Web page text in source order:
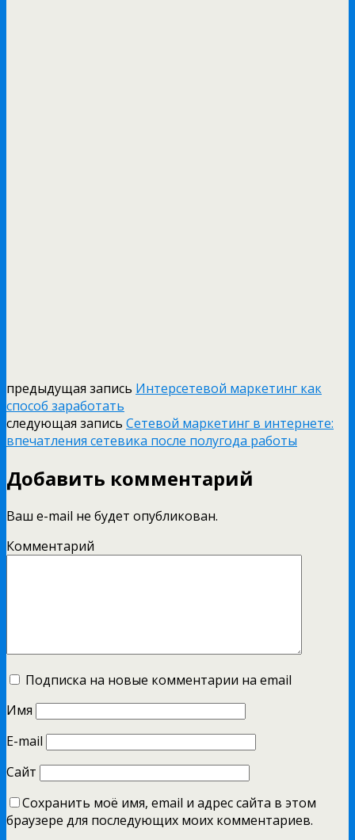
предыдущая запись Интерсетевой маркетинг как
способ заработать
следующая запись Сетевой маркетинг в интернете:
впечатления сетевика после полугода работы
Добавить комментарий
Ваш e-mail не будет опубликован.
Комментарий
Подписка на новые комментарии на email
Имя
E-mail
Сайт
Сохранить моё имя, email и адрес сайта в этом
браузере для последующих моих комментариев.